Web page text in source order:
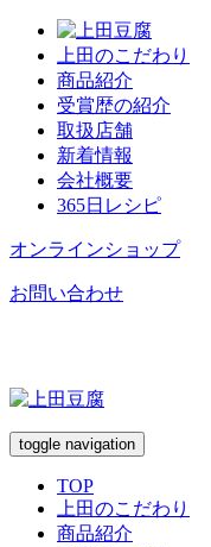
上田のこだわり
商品紹介
受賞歴の紹介
取扱店舗
新着情報
会社概要
365日レシピ
オンラインショップ
お問い合わせ
toggle navigation
TOP
上田のこだわり
商品紹介